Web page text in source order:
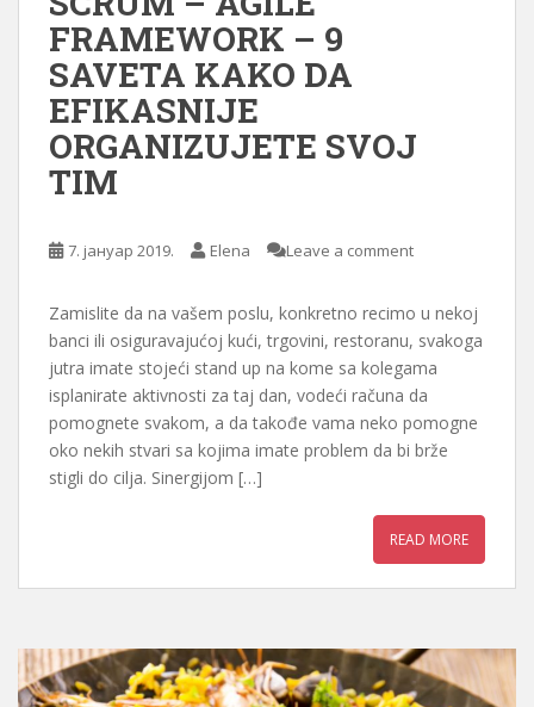
FRAMEWORK – 9
SAVETA KAKO DA
EFIKASNIJE
ORGANIZUJETE SVOJ
TIM
7. јануар 2019. Elena Leave a comment
Zamislite da na vašem poslu, konkretno recimo u nekoj
banci ili osiguravajućoj kući, trgovini, restoranu, svakoga
jutra imate stojeći stand up na kome sa kolegama
isplanirate aktivnosti za taj dan, vodeći računa da
pomognete svakom, a da takođe vama neko pomogne
oko nekih stvari sa kojima imate problem da bi brže
stigli do cilja. Sinergijom […]
READ MORE